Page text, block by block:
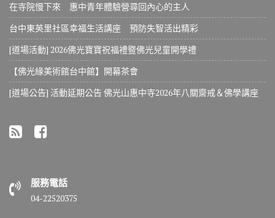
在寺院慢下來 惠中青年體驗營尋回內心的主人
台中東英里社區幸福生活講座 預防失智活出精彩
[道場活動] 2026佛光寶寶祝福禮暨佛光兒童開學禮
【佛光緣美術館台中館】開幕茶會
[道場公告] 活動延期公告 佛光山惠中寺2026年八關齋戒＆佛學講座
服務電話
04-22520375